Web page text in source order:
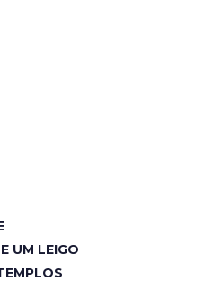
UM LEIGO